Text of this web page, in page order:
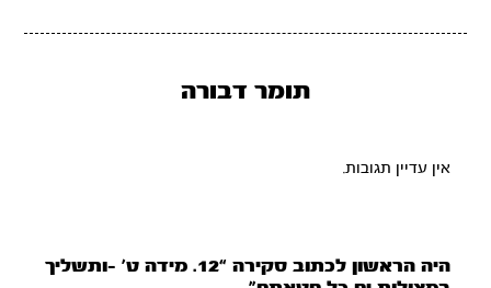
תומר דבורה
אין עדיין תגובות.
היה הראשון לכתוב סקירה “12. מידה ט’ -ותשליך